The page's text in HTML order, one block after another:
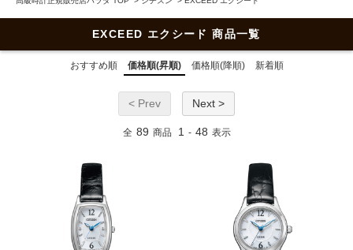
EXCEED エクシード 商品一覧
おすすめ順 価格順(昇順) 価格順(降順) 新着順
< Prev Next >
全 89 商品 1 - 48 表示